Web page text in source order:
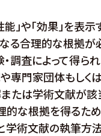
」や「効果」を表示
る合理的な根拠が
調査によって得られ
専門家団体もしく
たは学術文献が該
的な根拠を得るた
学術文献の執筆方法